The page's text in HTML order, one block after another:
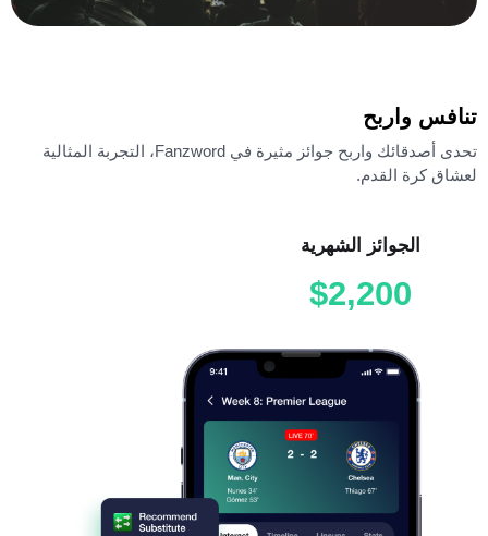
تنافس واربح
تحدى أصدقائك واربح جوائز مثيرة في Fanzword، التجربة المثالية
لعشاق كرة القدم.
الجوائز الشهرية
$2,200